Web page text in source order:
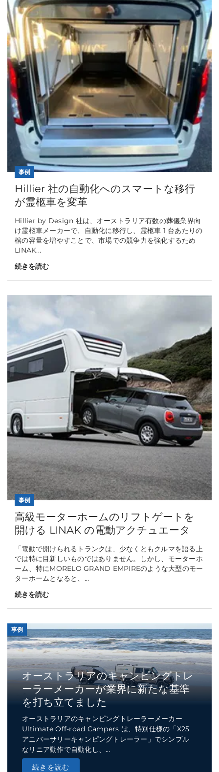
事例
Hillier 社の自動化へのスマートな移行
が霊柩車を変革
Hillier by Design 社は、オーストラリア有数の葬儀業界向
け霊柩車メーカーで、自動化に移行し、霊柩車 1 台あたりの
棺の容量を増やすことで、市場での競争力を強化するため
LINAK...
続きを読む
事例
高級モーターホームのリフトゲートを
開ける LINAK の電動アクチュエータ
「電動で開けられるトランクは、少なくともクルマを語る上
では特に目新しいものではありません。しかし、モーターホ
ーム、特にMORELO GRAND EMPIREのような大型のモー
ターホームとなると、...
続きを読む
事例
オーストラリアのキャンピングトレ
ーラーメーカーが業界に新たな基準
を打ち立てました
オーストラリアのキャンピングトレーラーメーカー
Ultimate Off-road Campers は、特別仕様の「X25
アニバーサリーキャンピングトレーラー」でシンプル
なリニア動作で自動化し、...
続きを読む